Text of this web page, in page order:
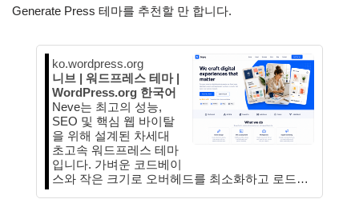
Generate Press 테마를 추천할 만 합니다.
ko.wordpress.org
니브 | 워드프레스 테마 |
WordPress.org 한국어
Neve는 최고의 성능,
SEO 및 핵심 웹 바이탈
을 위해 설계된 차세대
초고속 워드프레스 테마
입니다. 가벼운 코드베이
스와 작은 크기로 오버헤드를 최소화하고 로드…